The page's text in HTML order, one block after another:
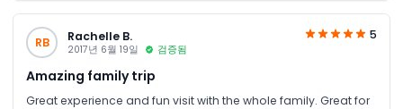
of that blew me away. All in all kids and parents will enjoy their
visit. The only thing the photographs taken by the venue
photographers are way too expensive and yet make the
perfect memory, but be prepared to pay a fair bit for them
RB Rachelle B.
2017년 6월 19일 검증됨
5
Amazing family trip
Great experience and fun visit with the whole family. Great for